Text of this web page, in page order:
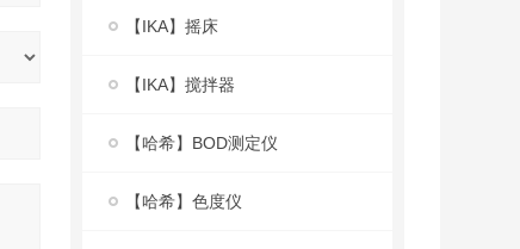
【IKA】摇床
【IKA】搅拌器
【哈希】BOD测定仪
【哈希】色度仪